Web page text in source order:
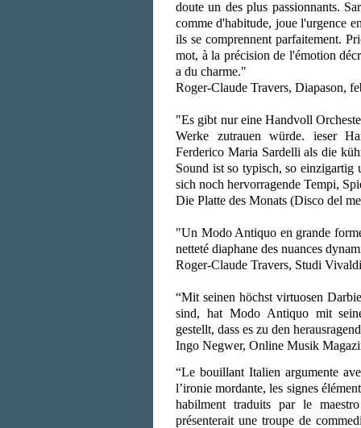
doute un des plus passionnants.
comme d'habitude, joue l'urgence
ils se comprennent parfaitement.
mot, à la précision de l'émotion
a du charme."
Roger-Claude Travers, Diapason,
"Es gibt nur eine Handvoll
Werke zutrauen würde. ieser
Ferderico Maria Sardelli als die
Sound ist so typisch, so
sich noch hervorragende Tempi,
Die Platte des Monats (Disco del
"Un Modo Antiquo en grande
netteté diaphane des nuances
Roger-Claude Travers, Studi
“Mit seinen höchst virtuosen
sind, hat Modo Antiquo mit
gestellt, dass es zu den
Ingo Negwer, Online Musik
“Le bouillant Italien argumente
l’ironie mordante, les signes
habilment traduits par le
présenterait une troupe de